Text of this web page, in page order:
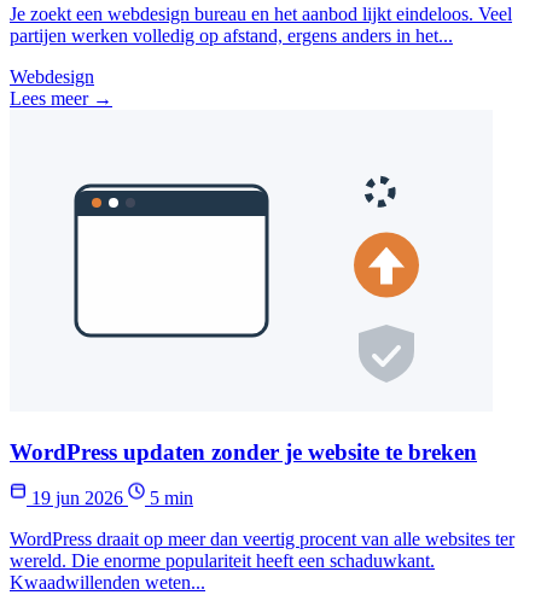
Je zoekt een webdesign bureau en het aanbod lijkt eindeloos. Veel
partijen werken volledig op afstand, ergens anders in het...
Webdesign
Lees meer →
WordPress updaten zonder je website te breken
19 jun 2026
5 min
WordPress draait op meer dan veertig procent van alle websites ter
wereld. Die enorme populariteit heeft een schaduwkant.
Kwaadwillenden weten...